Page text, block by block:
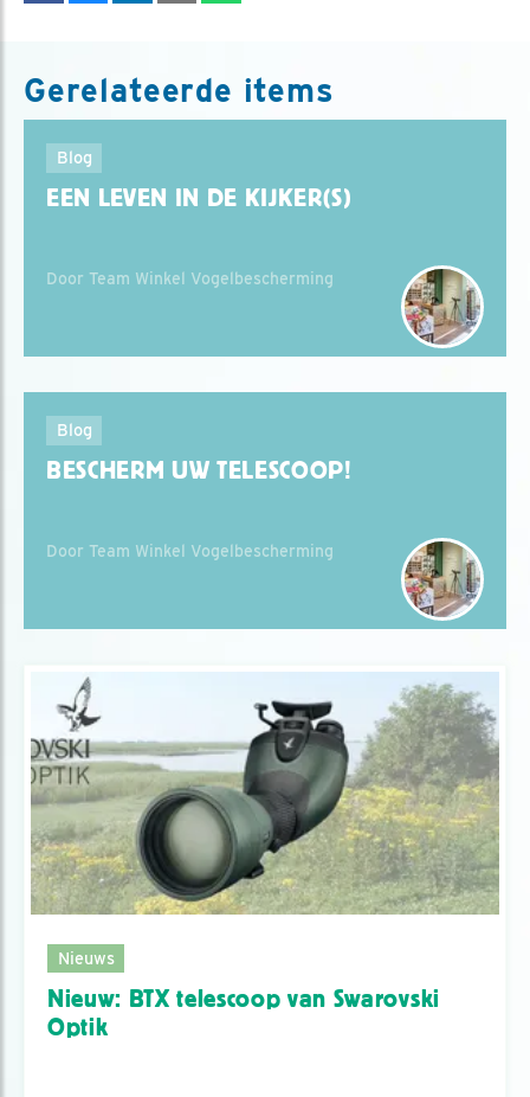
Gerelateerde items
Blog
EEN LEVEN IN DE KIJKER(S)
Door Team Winkel Vogelbescherming
Blog
BESCHERM UW TELESCOOP!
Door Team Winkel Vogelbescherming
Nieuws
Nieuw: BTX telescoop van Swarovski
Optik